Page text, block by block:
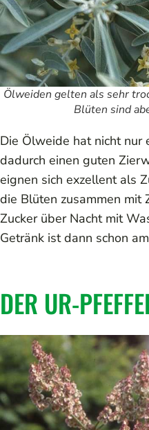
Ölweiden gelten als sehr
Blüten sind
Die Ölweide hat nicht nur
dadurch einen guten
eignen sich exzellent als
die Blüten zusammen mit
Zucker über Nacht mit
Getränk ist dann schon
DER UR-